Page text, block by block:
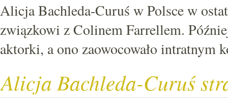
Alicja Bachleda-Curuś w Polsce w
związkowi z Colinem Farrellem.
aktorki, a ono zaowocowało intratnym
Alicja Bachleda-Curuś